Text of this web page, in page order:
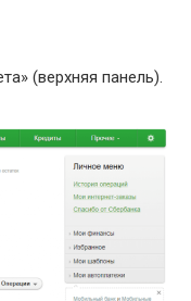
(верхняя панель).